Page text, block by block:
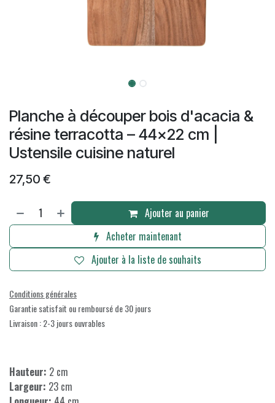
Planche à découper bois d'acacia &
résine terracotta – 44x22 cm |
Ustensile cuisine naturel
27,50 €
Ajouter au panier
Acheter maintenant
Ajouter à la liste de souhaits
Conditions générales
Garantie satisfait ou remboursé de 30 jours
Livraison : 2-3 jours ouvrables
Hauteur: 2 cm
Largeur: 23 cm